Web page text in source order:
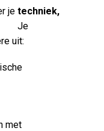
je techniek,
uit:
met